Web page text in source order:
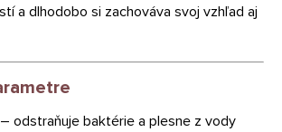
a dlhodobo si zachováva svoj vzhľad aj
– odstraňuje baktérie a plesne z vody